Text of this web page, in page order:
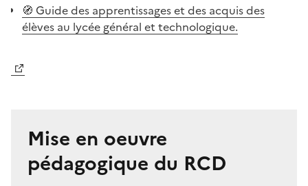
🧭 Guide des apprentissages et des acquis des
élèves au lycée général et technologique.
Mise en oeuvre
pédagogique du RCD